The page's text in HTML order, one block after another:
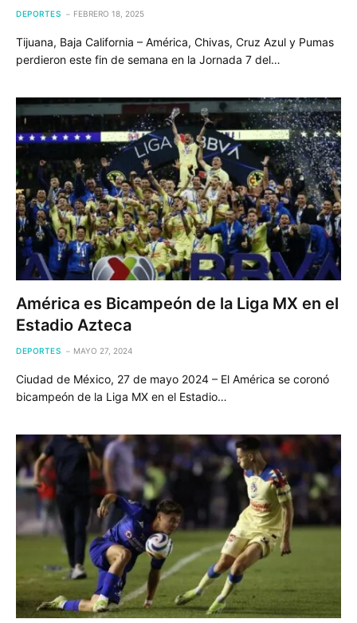
DEPORTES FEBRERO 18, 2025
Tijuana, Baja California – América, Chivas, Cruz Azul y Pumas
perdieron este fin de semana en la Jornada 7 del…
América es Bicampeón de la Liga MX en el
Estadio Azteca
DEPORTES MAYO 27, 2024
Ciudad de México, 27 de mayo 2024 – El América se coronó
bicampeón de la Liga MX en el Estadio…